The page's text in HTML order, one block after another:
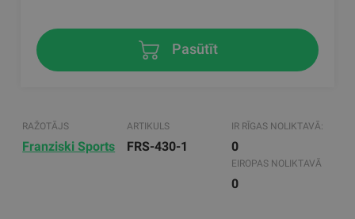
Pasūtīt
RAŽOTĀJS
Franziski Sports
ARTIKULS
FRS-430-1
IR RĪGAS NOLIKTAVĀ:
0
EIROPAS NOLIKTAVĀ
0